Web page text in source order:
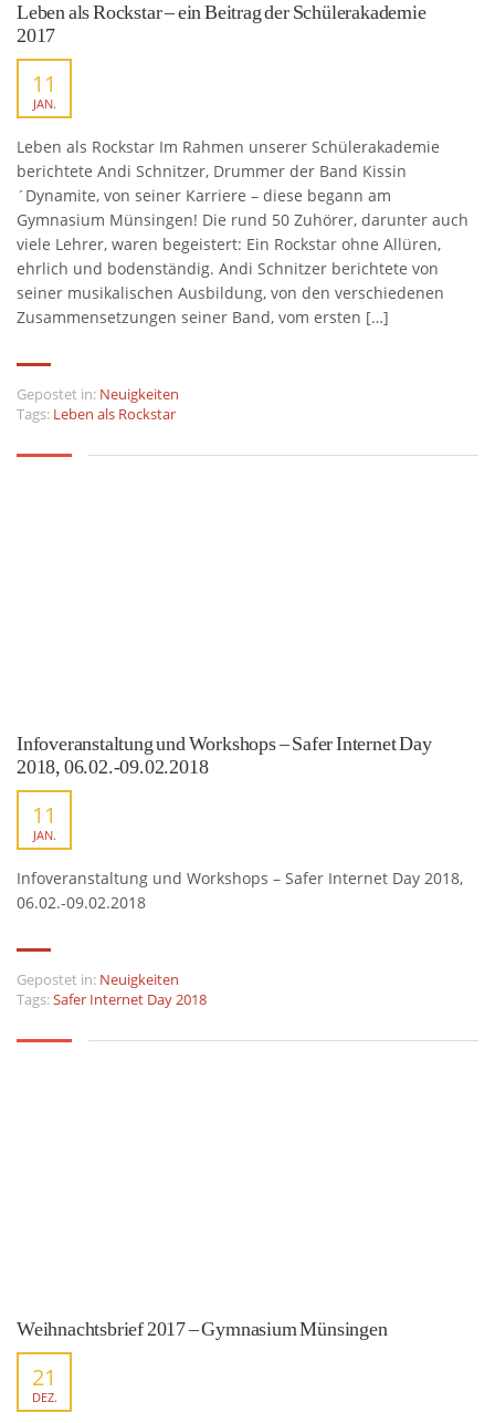
Leben als Rockstar – ein Beitrag der Schülerakademie
2017
11
JAN.
Leben als Rockstar Im Rahmen unserer Schülerakademie
berichtete Andi Schnitzer, Drummer der Band Kissin
´Dynamite, von seiner Karriere – diese begann am
Gymnasium Münsingen! Die rund 50 Zuhörer, darunter auch
viele Lehrer, waren begeistert: Ein Rockstar ohne Allüren,
ehrlich und bodenständig. Andi Schnitzer berichtete von
seiner musikalischen Ausbildung, von den verschiedenen
Zusammensetzungen seiner Band, vom ersten […]
Gepostet in: Neuigkeiten
Tags: Leben als Rockstar
Infoveranstaltung und Workshops – Safer Internet Day
2018, 06.02.-09.02.2018
11
JAN.
Infoveranstaltung und Workshops – Safer Internet Day 2018,
06.02.-09.02.2018
Gepostet in: Neuigkeiten
Tags:Safer Internet Day 2018
Weihnachtsbrief 2017 – Gymnasium Münsingen
21
DEZ.